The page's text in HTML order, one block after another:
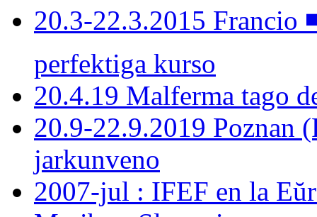
20.3-22.3.2015 Francio
perfektiga kurso
20.4.19 Malferma tago
20.9-22.9.2019 Poznan
jarkunveno
2007-jul : IFEF en la